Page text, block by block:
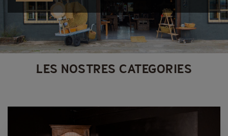
LES NOSTRES CATEGORIES